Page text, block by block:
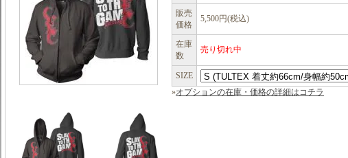
販売
価格
5,500円(税込)
在庫
数
売り切れ中
SIZE
»オプションの在庫・価格の詳細はコチラ